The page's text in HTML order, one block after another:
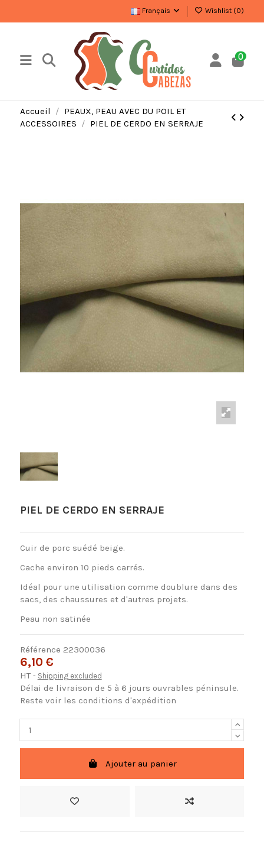
Français Wishlist (0)
0
Accueil
PEAUX, PEAU AVEC DU POIL ET
ACCESSOIRES
PIEL DE CERDO EN SERRAJE
PIEL DE CERDO EN SERRAJE
Cuir de porc suédé beige.
Cache environ 10 pieds carrés.
Idéal pour une utilisation comme doublure dans des
sacs, des chaussures et d'autres projets.
Peau non satinée
Référence 22300036
6,10 €
HT Shipping excluded
Délai de livraison de 5 à 6 jours ouvrables péninsule.
Reste voir les conditions d'expédition
Ajouter au panier